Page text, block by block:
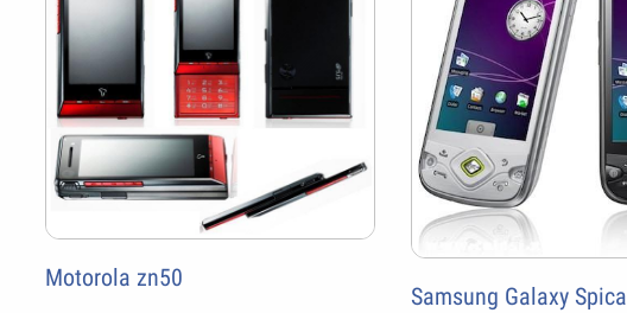
Motorola zn50
Samsung Galaxy Spica